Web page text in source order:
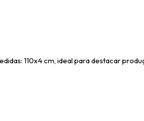
110x4 cm, ideal para destacar